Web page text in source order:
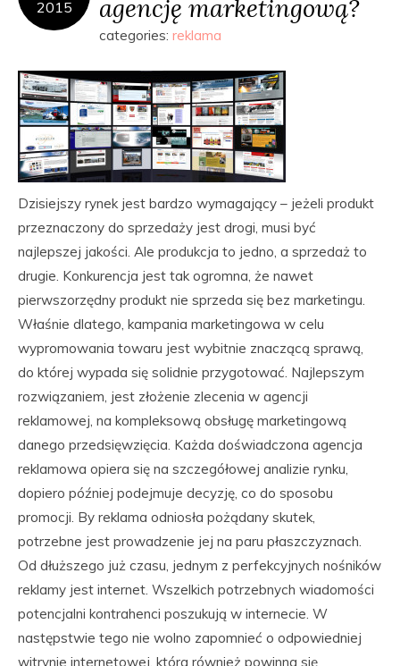
2015 agencję marketingową?
categories: reklama
Dzisiejszy rynek jest bardzo wymagający – jeżeli produkt
przeznaczony do sprzedaży jest drogi, musi być
najlepszej jakości. Ale produkcja to jedno, a sprzedaż to
drugie. Konkurencja jest tak ogromna, że nawet
pierwszorzędny produkt nie sprzeda się bez marketingu.
Właśnie dlatego, kampania marketingowa w celu
wypromowania towaru jest wybitnie znaczącą sprawą,
do której wypada się solidnie przygotować. Najlepszym
rozwiązaniem, jest złożenie zlecenia w agencji
reklamowej, na kompleksową obsługę marketingową
danego przedsięwzięcia. Każda doświadczona agencja
reklamowa opiera się na szczegółowej analizie rynku,
dopiero później podejmuje decyzję, co do sposobu
promocji. By reklama odniosła pożądany skutek,
potrzebne jest prowadzenie jej na paru płaszczyznach.
Od dłuższego już czasu, jednym z perfekcyjnych nośników
reklamy jest internet. Wszelkich potrzebnych wiadomości
potencjalni kontrahenci poszukują w internecie. W
następstwie tego nie wolno zapomnieć o odpowiedniej
witrynie internetowej, która również powinna się